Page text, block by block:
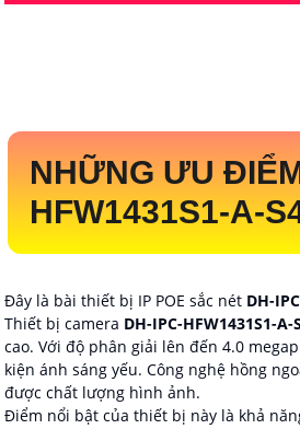
NHỮNG ƯU
HFW1431S1-A-
Đây là bài thiết bị IP POE sắc nét DH-
Thiết bị camera DH-IPC-HFW1431S1-A-
cao. Với độ phân giải lên đến 4.0
kiện ánh sáng yếu. Công nghệ hồng
được chất lượng hình ảnh.
Điểm nổi bật của thiết bị này là khả